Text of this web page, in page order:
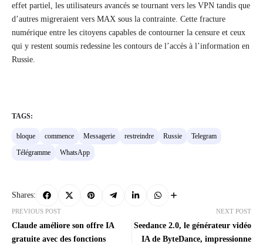
effet partiel, les utilisateurs avancés se tournant vers les VPN tandis que
d’autres migreraient vers MAX sous la contrainte. Cette fracture
numérique entre les citoyens capables de contourner la censure et ceux
qui y restent soumis redessine les contours de l’accès à l’information en
Russie.
TAGS:
bloque commence Messagerie restreindre Russie
Telegram
Télégramme
WhatsApp
Shares:
PREVIOUS POST
Claude améliore son offre IA
gratuite avec des fonctions
NEXT POST
Seedance 2.0, le générateur vidéo
IA de ByteDance, impressionne